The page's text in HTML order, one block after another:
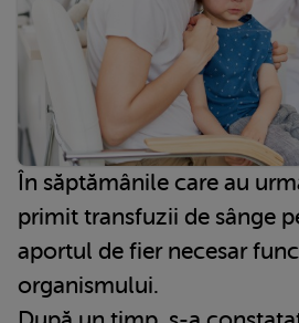
În săptămânile care au
primit transfuzii de sânge
aportul de fier necesar
organismului.